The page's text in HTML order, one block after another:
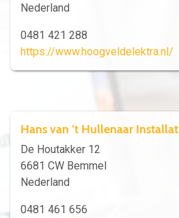
Nederland
0481 421 288
https://www.hoogveldelektra.nl/
Hans van ’t Hullenaar
De Houtakker 12
6681 CW Bemmel
Nederland
0481 461 656